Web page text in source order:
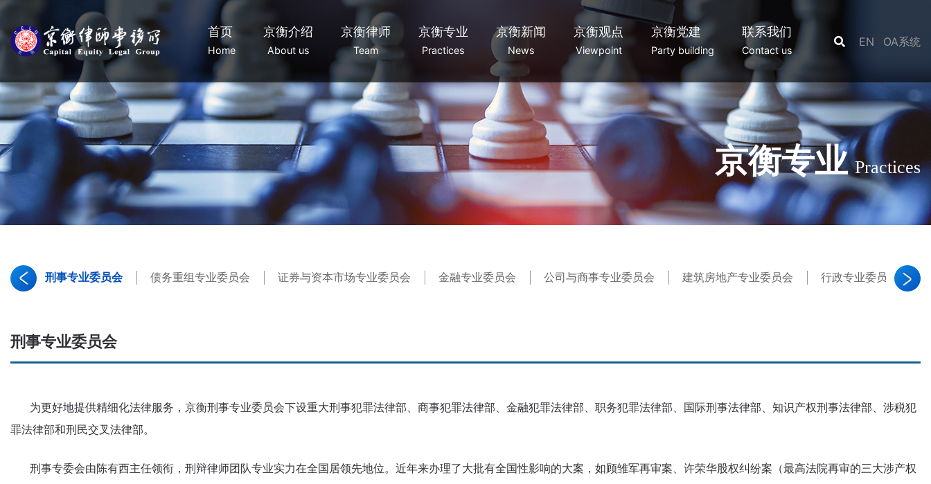
首页
Home
京衡介绍
About us
京衡律师
Team
京衡专业
Practices
京衡新闻
News
京衡观点
Viewpoint
京衡党建
Party building
联系我们
Contact us
EN OA系统
京衡专业 Practices
刑事专业委员会 债务重组专业委员会 证券与资本市场专业委员会 金融专业委员会 公司与商事专业委员会 建筑房地产专业委员会 行政专业委员会
刑事专业委员会
为更好地提供精细化法律服务，京衡刑事专业委员会下设重大刑事犯罪法律部、商事犯罪法律部、金融犯罪法律部、职务犯罪法律部、国际刑事法律部、知识产权刑事法律部、涉税犯
罪法律部和刑民交叉法律部。
刑事专委会由陈有西主任领衔，刑辩律师团队专业实力在全国居领先地位。近年来办理了大批有全国性影响的大案，如顾雏军再审案、许荣华股权纠纷案（最高法院再审的三大涉产权